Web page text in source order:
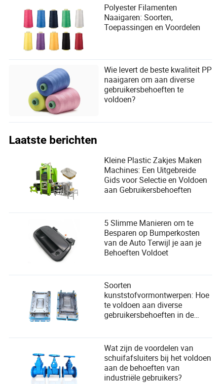
Polyester Filamenten
Naaigaren: Soorten,
Toepassingen en Voordelen
Wie levert de beste kwaliteit PP
naaigaren om aan diverse
gebruikersbehoeften te
voldoen?
Laatste berichten
Kleine Plastic Zakjes Maken
Machines: Een Uitgebreide
Gids voor Selectie en Voldoen
aan Gebruikersbehoeften
5 Slimme Manieren om te
Besparen op Bumperkosten
van de Auto Terwijl je aan je
Behoeften Voldoet
Soorten
kunststofvormontwerpen: Hoe
te voldoen aan diverse
gebruikersbehoeften in de
Wat zijn de voordelen van
schuifafsluiters bij het voldoen
aan de behoeften van
industriële gebruikers?